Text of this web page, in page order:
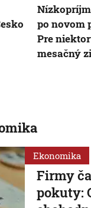
po novom
Pre
mesačný
Ekonomika
Firmy
pokuty: